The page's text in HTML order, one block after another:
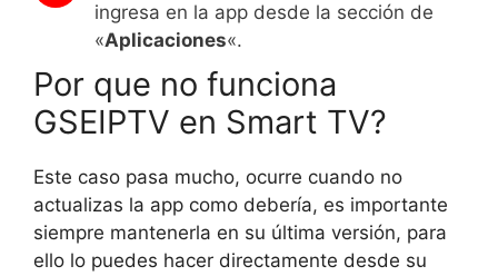
ingresa en la app desde la sección de
«Aplicaciones«.
Por que no funciona
GSEIPTV en Smart TV?
Este caso pasa mucho, ocurre cuando no
actualizas la app como debería, es importante
siempre mantenerla en su última versión, para
ello lo puedes hacer directamente desde su